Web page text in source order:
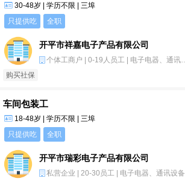
30-48岁 | 学历不限 | 三埠
只提供吃
全职
开平市祥嘉电子产品有限公司
个体工商户 | 0-19人员工 | 电子电器、通讯设备
购买社保
车间包装工
18-48岁 | 学历不限 | 三埠
只提供吃
全职
开平市瑞彩电子产品有限公司
私营企业 | 20-30员工 | 电子电器、通讯设备